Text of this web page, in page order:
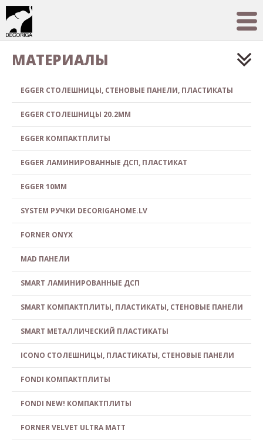
МАТЕРИАЛЫ
EGGER СТОЛЕШНИЦЫ, СТЕНОВЫЕ ПАНЕЛИ, ПЛАСТИКАТЫ
EGGER СТОЛЕШНИЦЫ 20.2MM
EGGER КОМПАКТПЛИТЫ
EGGER ЛАМИНИРОВАННЫЕ ДСП, ПЛАСТИКАТ
EGGER 10MM
SYSTEM РУЧКИ DECORIGAHOME.LV
FORNER ONYX
MAD ПАНЕЛИ
SMART ЛАМИНИРОВАННЫЕ ДСП
SMART КОМПАКТПЛИТЫ, ПЛАСТИКАТЫ, СТЕНОВЫЕ ПАНЕЛИ
SMART МЕТАЛЛИЧЕСКИЙ ПЛАСТИКАТЫ
ICONO СТОЛЕШНИЦЫ, ПЛАСТИКАТЫ, СТЕНОВЫЕ ПАНЕЛИ
FONDI КОМПАКТПЛИТЫ
FONDI NEW! КОМПАКТПЛИТЫ
FORNER VELVET ULTRA MATT